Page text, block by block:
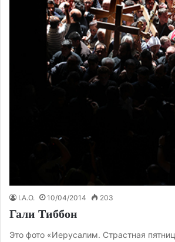
I.A.O. 10/04/2014 203
Гали Тиббон
Это фото «Иерусалим. Страстная